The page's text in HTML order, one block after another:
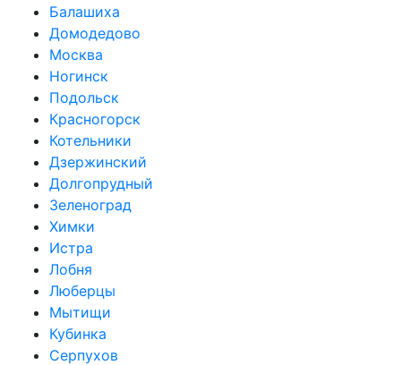
Балашиха
Домодедово
Москва
Ногинск
Подольск
Красногорск
Котельники
Дзержинский
Долгопрудный
Зеленоград
Химки
Истра
Лобня
Люберцы
Мытищи
Кубинка
Серпухов